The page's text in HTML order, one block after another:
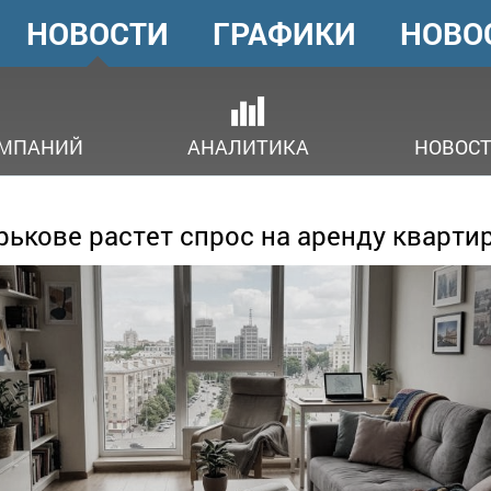
ГОЛОВНЕ
МЕНЮ
НОВОСТИ
АНАЛИТИКА
ГРАФИКИ
растет спрос на аренду